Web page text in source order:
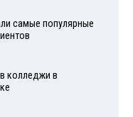
самые популярные
колледжи в